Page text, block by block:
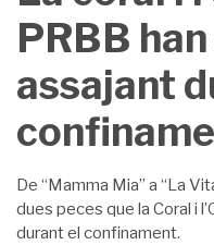
PRBB
assajant
De “Mamma Mia” a “La
dues peces que la Coral i
durant el confinament.